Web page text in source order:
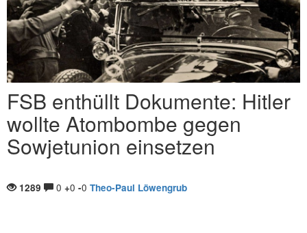
FSB enthüllt Dokumente: Hitler
wollte Atombombe gegen
Sowjetunion einsetzen
1289 0 +0 -0 Theo-Paul Löwengrub